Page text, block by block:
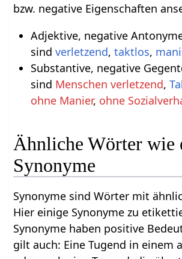
bzw. negative Eigenschaften
Adjektive, negative
sind verletzend, taktlos,
Substantive, negative
sind Menschen verletzend,
ohne Manier, ohne
Ähnliche Wörter wie
Synonyme
Synonyme sind Wörter mit
Hier einige Synonyme zu
Synonyme haben positive
gilt auch: Eine Tugend in einem